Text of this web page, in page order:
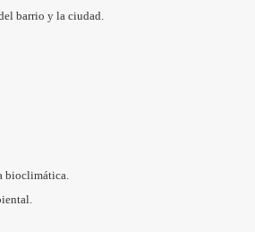
barrio y la ciudad.
bioclimática.